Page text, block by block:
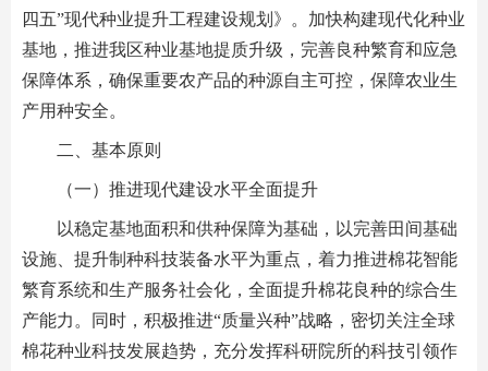
四五”现代种业提升工程建设规划》。加快构建现代化种业
基地，推进我区种业基地提质升级，完善良种繁育和应急
保障体系，确保重要农产品的种源自主可控，保障农业生
产用种安全。
二、基本原则
（一）推进现代建设水平全面提升
以稳定基地面积和供种保障为基础，以完善田间基础
设施、提升制种科技装备水平为重点，着力推进棉花智能
繁育系统和生产服务社会化，全面提升棉花良种的综合生
产能力。同时，积极推进“质量兴种”战略，密切关注全球
棉花种业科技发展趋势，充分发挥科研院所的科技引领作